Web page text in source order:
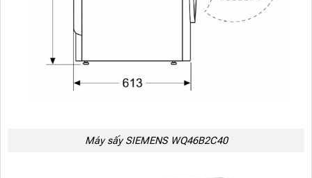
Máy sấy SIEMENS WQ46B2C40